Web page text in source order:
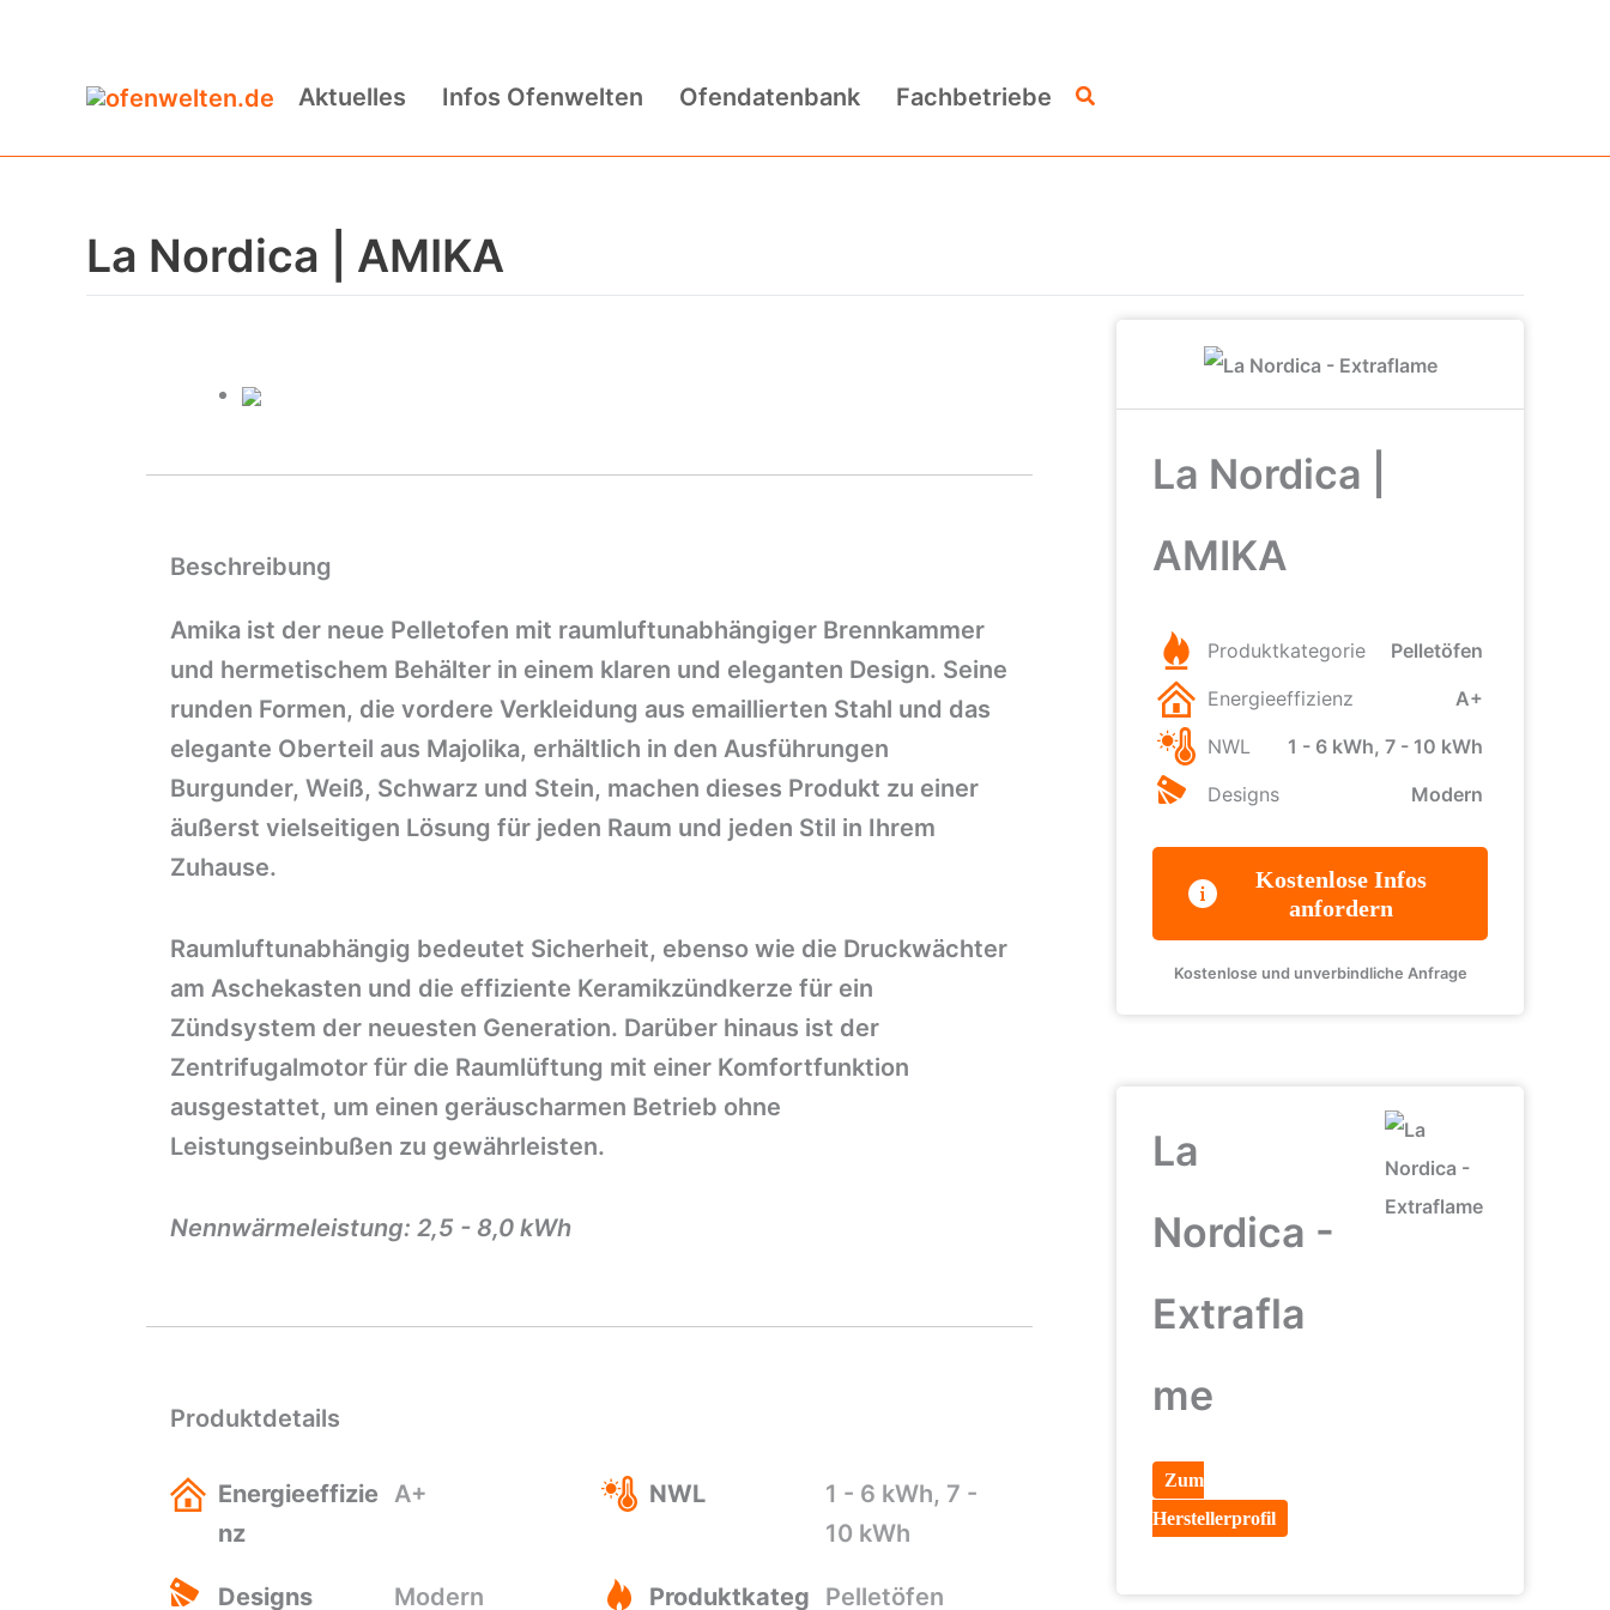
springen
Aktuelles Infos Ofenwelten Ofendatenbank Fachbetriebe Suchen
La Nordica | AMIKA
Beschreibung
Amika ist der neue Pelletofen mit raumluftunabhängiger Brennkammer
und hermetischem Behälter in einem klaren und eleganten Design. Seine
runden Formen, die vordere Verkleidung aus emaillierten Stahl und das
elegante Oberteil aus Majolika, erhältlich in den Ausführungen
Burgunder, Weiß, Schwarz und Stein, machen dieses Produkt zu einer
äußerst vielseitigen Lösung für jeden Raum und jeden Stil in Ihrem
Zuhause.
Raumluftunabhängig bedeutet Sicherheit, ebenso wie die Druckwächter
am Aschekasten und die effiziente Keramikzündkerze für ein
Zündsystem der neuesten Generation. Darüber hinaus ist der
Zentrifugalmotor für die Raumlüftung mit einer Komfortfunktion
ausgestattet, um einen geräuscharmen Betrieb ohne
Leistungseinbußen zu gewährleisten.
Nennwärmeleistung: 2,5 - 8,0 kWh
Produktdetails
Energieeffizie
nz
A+ NWL
1 - 6 kWh, 7 -
10 kWh
Designs Modern Produktkateg Pelletöfen
La Nordica |
AMIKA
Produktkategorie
Pelletöfen
Energieeffizienz
A+
NWL
1 - 6 kWh, 7 - 10 kWh
Designs
Modern
Kostenlose Infos
anfordern
Kostenlose und unverbindliche Anfrage
La
Nordica -
Extrafla
me
Zum
Herstellerprofil